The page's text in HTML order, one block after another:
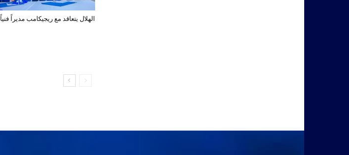
الهلال يتعاقد مع ريجيكامب مديراً فنياً